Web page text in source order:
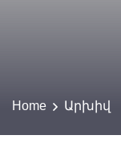
Home Արխիվ